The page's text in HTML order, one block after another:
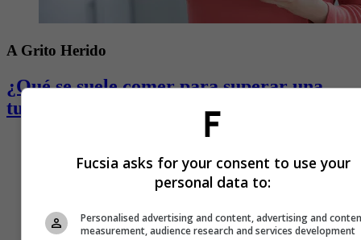
A Grito Herido
¿Qué se suele comer para superar una
tusa?
Fucsia asks for your consent to use your
personal data to:
Personalised advertising and content, advertising and
measurement, audience research and services development